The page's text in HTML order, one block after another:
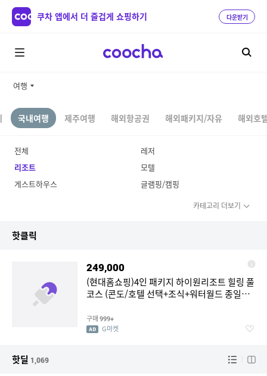
쿠차 앱에서 더 즐겁게 쇼핑하기 다운받기
여행
국내여행 제주여행 해외항공권 해외패키지/자유 해외호
전체
레저
리조트
모텔
게스트하우스
글램핑/캠핑
카테고리 더보기
핫클릭
249,000
(현대홈쇼핑)4인 패키지 하이원리조트 힐링 풀
코스 (콘도/호텔 선택+조식+워터월드 종일권
구매 999+
G마켓
핫딜 1,069